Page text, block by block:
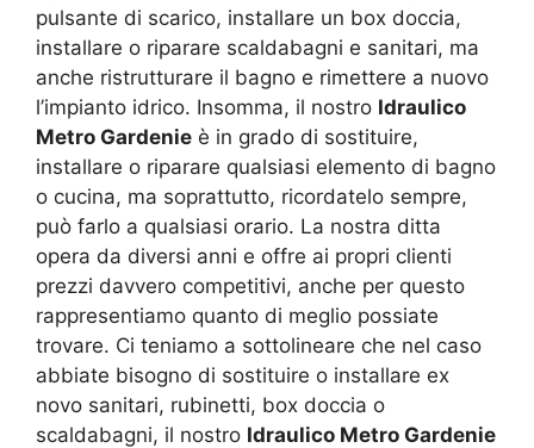
pulsante di scarico, installare un box doccia,
installare o riparare scaldabagni e sanitari, ma
anche ristrutturare il bagno e rimettere a nuovo
l’impianto idrico. Insomma, il nostro Idraulico
Metro Gardenie è in grado di sostituire,
installare o riparare qualsiasi elemento di bagno
o cucina, ma soprattutto, ricordatelo sempre,
può farlo a qualsiasi orario. La nostra ditta
opera da diversi anni e offre ai propri clienti
prezzi davvero competitivi, anche per questo
rappresentiamo quanto di meglio possiate
trovare. Ci teniamo a sottolineare che nel caso
abbiate bisogno di sostituire o installare ex
novo sanitari, rubinetti, box doccia o
scaldabagni, il nostro Idraulico Metro Gardenie